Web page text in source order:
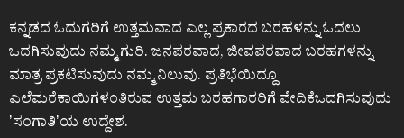
ಕನ್ನಡದ ಓದುಗರಿಗೆ ಉತ್ತಮವಾದ ಎಲ್ಲ ಪ್ರಕಾರದ ಬರಹಳನ್ನು ಓದಲು
ಒದಗಿಸುವುದು ನಮ್ಮ ಗುರಿ. ಜನಪರವಾದ, ಜೀವಪರವಾದ ಬರಹಗಳನ್ನು
ಮಾತ್ರ ಪ್ರಕಟಿಸುವುದು ನಮ್ಮ ನಿಲುವು. ಪ್ರತಿಭೆಯಿದ್ದೂ
ಎಲೆಮರೆಕಾಯಿಗಳಂತಿರುವ ಉತ್ತಮ ಬರಹಗಾರರಿಗೆ ವೇದಿಕೆಒದಗಿಸುವುದು
ʼಸಂಗಾತಿʼಯ ಉದ್ದೇಶ.